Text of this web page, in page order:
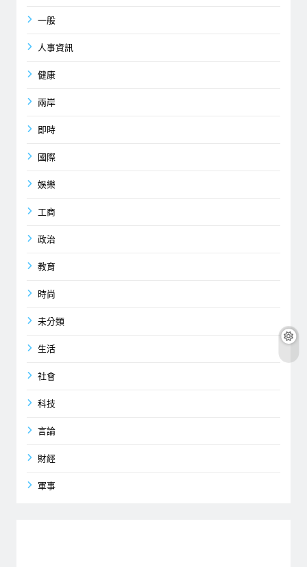
一般
人事資訊
健康
兩岸
即時
國際
娛樂
工商
政治
教育
時尚
未分類
生活
社會
科技
言論
財經
軍事